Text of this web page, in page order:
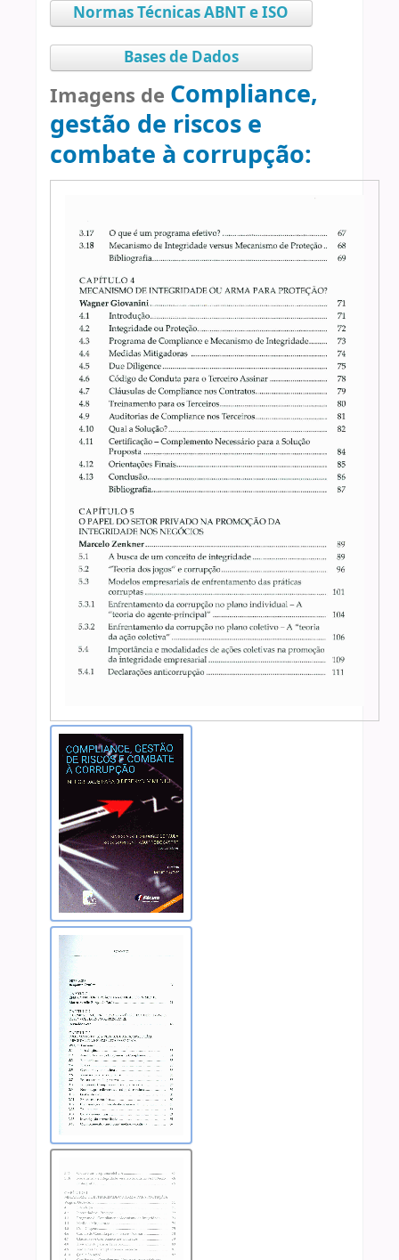
Normas Técnicas ABNT e ISO
Bases de Dados
Imagens de Compliance,
gestão de riscos e
combate à corrupção: